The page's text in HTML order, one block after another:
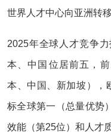
世界人才中心向亚洲转移‌
2025年全球人才竞争
本、中国‌位居前五，
本、中国、新加坡），
标全球第一‌（总量优势
效能（第25位）和人才